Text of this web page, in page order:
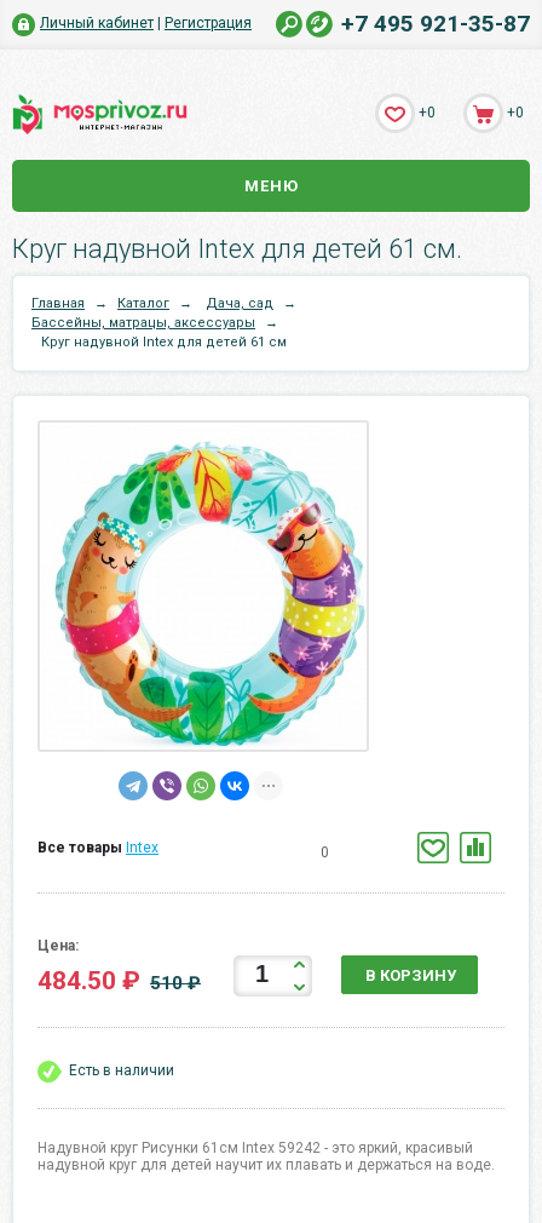
Личный кабинет Регистрация +7 495 921-35-87
+0 +0
МЕНЮ
Круг надувной Intex для детей 61 см.
Главная → Каталог → Дача, сад
→
Бассейны, матрацы, аксессуары
→
Круг надувной Intex для детей 61 см
Все товары Intex 0
Цена:
484.50 ₽ 510 ₽ В КОРЗИНУ
Есть в наличии
Надувной круг Рисунки 61см Intex 59242 - это яркий, красивый
надувной круг для детей научит их плавать и держаться на воде.